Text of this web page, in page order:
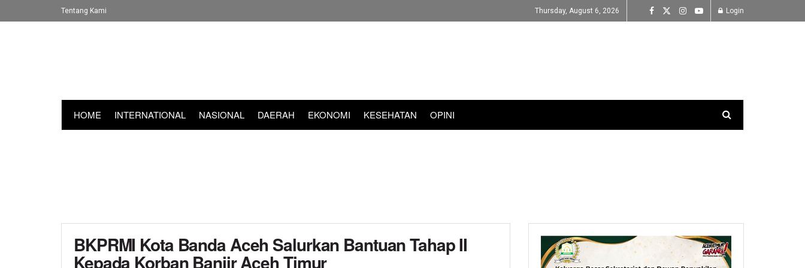
Tentang Kami Thursday, August 6, 2026 Login
HOME INTERNATIONAL NASIONAL DAERAH EKONOMI KESEHATAN OPINI
BKPRMI Kota Banda Aceh Salurkan Bantuan Tahap II
Kepada Korban Banjir Aceh Timur